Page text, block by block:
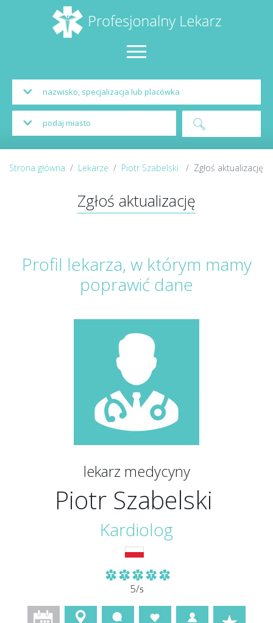
Strona główna Lekarze Piotr Szabelski Zgłoś aktualizację
Zgłoś aktualizację
Profil lekarza, w którym mamy
poprawić dane
lekarz medycyny
Piotr Szabelski
Kardiolog
5/5